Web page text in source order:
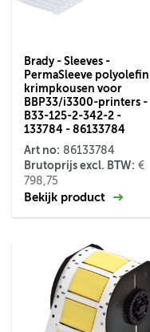
Brady - Sleeves -
PermaSleeve polyolefin
krimpkousen voor
BBP33/i3300-printers -
B33-125-2-342-2 -
133784 - 86133784
Art no: 86133784
Brutoprijs excl. BTW: €
798,75
Bekijk product